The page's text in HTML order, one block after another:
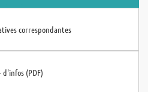
correspondantes
d'infos (PDF)